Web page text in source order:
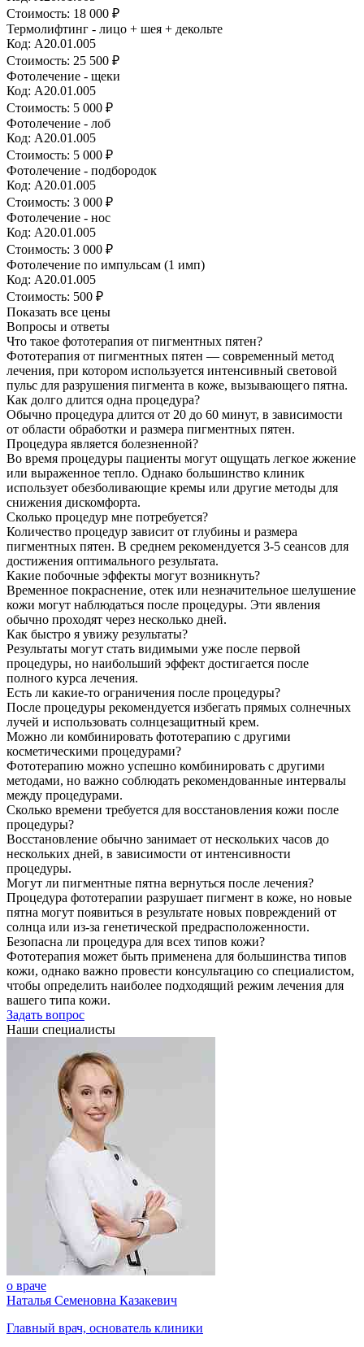
Стоимость: 18 000 ₽
Термолифтинг - лицо + шея + декольте
Код: А20.01.005
Стоимость: 25 500 ₽
Фотолечение - щеки
Код: А20.01.005
Стоимость: 5 000 ₽
Фотолечение - лоб
Код: А20.01.005
Стоимость: 5 000 ₽
Фотолечение - подбородок
Код: А20.01.005
Стоимость: 3 000 ₽
Фотолечение - нос
Код: А20.01.005
Стоимость: 3 000 ₽
Фотолечение по импульсам (1 имп)
Код: А20.01.005
Стоимость: 500 ₽
Показать все цены
Вопросы и ответы
Что такое фототерапия от пигментных пятен?
Фототерапия от пигментных пятен — современный метод
лечения, при котором используется интенсивный световой
пульс для разрушения пигмента в коже, вызывающего пятна.
Как долго длится одна процедура?
Обычно процедура длится от 20 до 60 минут, в зависимости
от области обработки и размера пигментных пятен.
Процедура является болезненной?
Во время процедуры пациенты могут ощущать легкое жжение
или выраженное тепло. Однако большинство клиник
использует обезболивающие кремы или другие методы для
снижения дискомфорта.
Сколько процедур мне потребуется?
Количество процедур зависит от глубины и размера
пигментных пятен. В среднем рекомендуется 3-5 сеансов для
достижения оптимального результата.
Какие побочные эффекты могут возникнуть?
Временное покраснение, отек или незначительное шелушение
кожи могут наблюдаться после процедуры. Эти явления
обычно проходят через несколько дней.
Как быстро я увижу результаты?
Результаты могут стать видимыми уже после первой
процедуры, но наибольший эффект достигается после
полного курса лечения.
Есть ли какие-то ограничения после процедуры?
После процедуры рекомендуется избегать прямых солнечных
лучей и использовать солнцезащитный крем.
Можно ли комбинировать фототерапию с другими
косметическими процедурами?
Фототерапию можно успешно комбинировать с другими
методами, но важно соблюдать рекомендованные интервалы
между процедурами.
Сколько времени требуется для восстановления кожи после
процедуры?
Восстановление обычно занимает от нескольких часов до
нескольких дней, в зависимости от интенсивности
процедуры.
Могут ли пигментные пятна вернуться после лечения?
Процедура фототерапии разрушает пигмент в коже, но новые
пятна могут появиться в результате новых повреждений от
солнца или из-за генетической предрасположенности.
Безопасна ли процедура для всех типов кожи?
Фототерапия может быть применена для большинства типов
кожи, однако важно провести консультацию со специалистом,
чтобы определить наиболее подходящий режим лечения для
вашего типа кожи.
Задать вопрос
Наши специалисты
о враче
Наталья Семеновна Казакевич
Главный врач, основатель клиники